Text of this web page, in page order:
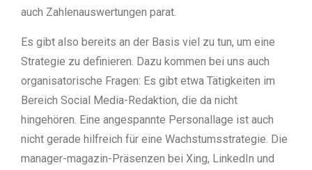
auch Zahlenauswertungen parat.
Es gibt also bereits an der Basis viel zu tun, um eine
Strategie zu definieren. Dazu kommen bei uns auch
organisatorische Fragen: Es gibt etwa Tätigkeiten im
Bereich Social Media-Redaktion, die da nicht
hingehören. Eine angespannte Personallage ist auch
nicht gerade hilfreich für eine Wachstumsstrategie. Die
manager-magazin-Präsenzen bei Xing, LinkedIn und